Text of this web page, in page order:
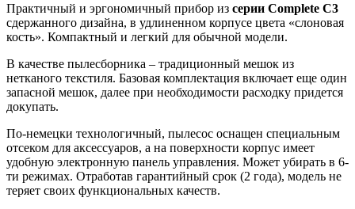
Практичный и эргономичный прибор из серии Complete C3
сдержанного дизайна, в удлиненном корпусе цвета «слоновая
кость». Компактный и легкий для обычной модели.
В качестве пылесборника – традиционный мешок из
нетканого текстиля. Базовая комплектация включает еще один
запасной мешок, далее при необходимости расходку придется
докупать.
По-немецки технологичный, пылесос оснащен специальным
отсеком для аксессуаров, а на поверхности корпус имеет
удобную электронную панель управления. Может убирать в 6-
ти режимах. Отработав гарантийный срок (2 года), модель не
теряет своих функциональных качеств.